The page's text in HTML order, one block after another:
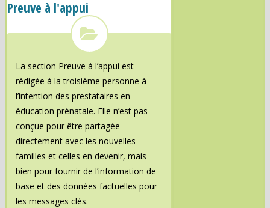
Preuve à l'appui
La section Preuve à l’appui est
rédigée à la troisième personne à
l’intention des prestataires en
éducation prénatale. Elle n’est pas
conçue pour être partagée
directement avec les nouvelles
familles et celles en devenir, mais
bien pour fournir de l’information de
base et des données factuelles pour
les messages clés.